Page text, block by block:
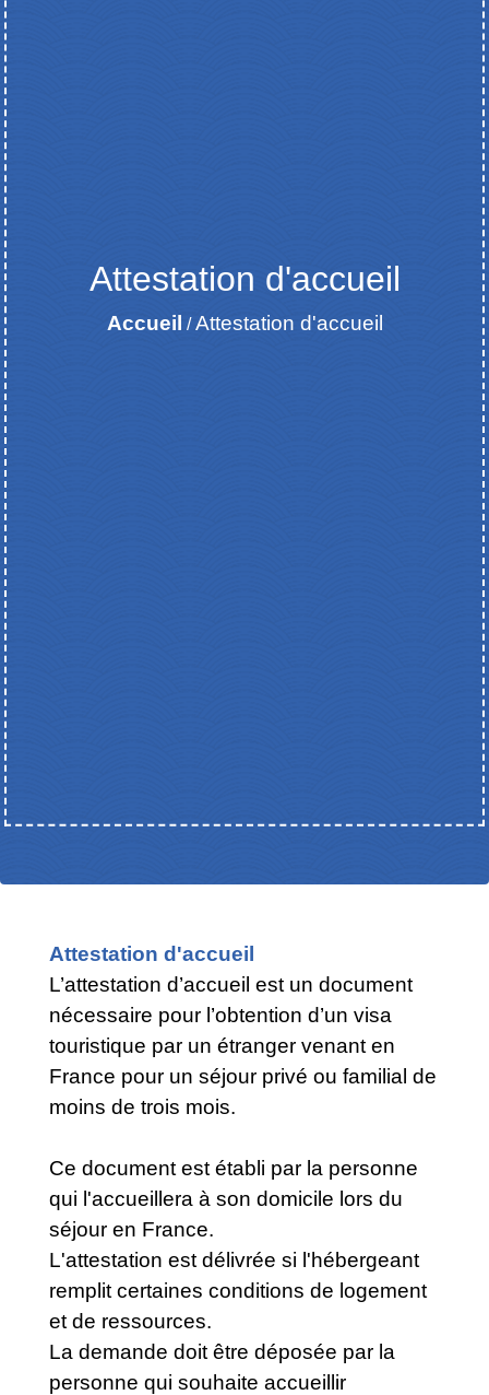
Attestation d'accueil
Accueil /Attestation d'accueil
Attestation d'accueil
L’attestation d’accueil est un document
nécessaire pour l’obtention d’un visa
touristique par un étranger venant en
France pour un séjour privé ou familial de
moins de trois mois.
Ce document est établi par la personne
qui l'accueillera à son domicile lors du
séjour en France.
L'attestation est délivrée si l'hébergeant
remplit certaines conditions de logement
et de ressources.
La demande doit être déposée par la
personne qui souhaite accueillir